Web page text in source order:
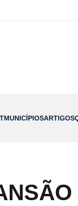
MUNICÍPIOSARTIGOS